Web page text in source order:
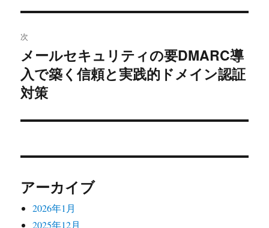
ビ
ゲ
ー
シ
稿:
次
次
の
投
メールセキュリティの要DMARC導
入で築く信頼と実践的ドメイン認証
対策
アーカイブ
2026年1月
2025年12月